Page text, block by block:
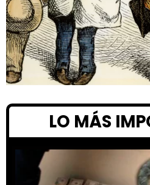
LO MÁS